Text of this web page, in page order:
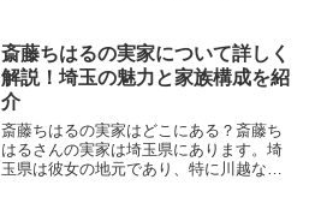
結婚生活、性格や趣味について詳しくご
紹介します。早乙女...
斎藤ちはるの実家について詳しく
解説！埼玉の魅力と家族構成を紹
介
斎藤ちはるの実家はどこにある？斎藤ち
はるさんの実家は埼玉県にあります。埼
玉県は彼女の地元であり、特に川越など